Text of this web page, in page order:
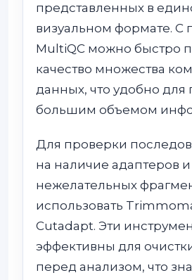
представленных в
визуальном формате.
MultiQC можно быстро
качество множества
данных, что удобно для
большим объемом
Для проверки
на наличие адаптеров
нежелательных
использовать
Cutadapt. Эти
эффективны для
перед анализом, что